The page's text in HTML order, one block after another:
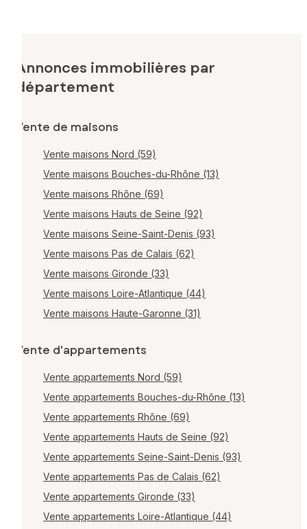
Annonces immobilières par
département
Vente de maisons
Vente maisons Nord (59)
Vente maisons Bouches-du-Rhône (13)
Vente maisons Rhône (69)
Vente maisons Hauts de Seine (92)
Vente maisons Seine-Saint-Denis (93)
Vente maisons Pas de Calais (62)
Vente maisons Gironde (33)
Vente maisons Loire-Atlantique (44)
Vente maisons Haute-Garonne (31)
Vente d'appartements
Vente appartements Nord (59)
Vente appartements Bouches-du-Rhône (13)
Vente appartements Rhône (69)
Vente appartements Hauts de Seine (92)
Vente appartements Seine-Saint-Denis (93)
Vente appartements Pas de Calais (62)
Vente appartements Gironde (33)
Vente appartements Loire-Atlantique (44)